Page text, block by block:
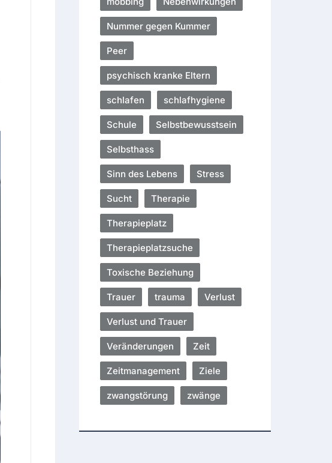
Nummer gegen Kummer
Peer
psychisch kranke Eltern
schlafen schlafhygiene
Schule Selbstbewusstsein
Selbsthass
Sinn des Lebens Stress
Sucht Therapie
Therapieplatz
Therapieplatzsuche
Toxische Beziehung
Trauer trauma Verlust
Verlust und Trauer
Veränderungen Zeit
Zeitmanagement Ziele
zwangstörung zwänge